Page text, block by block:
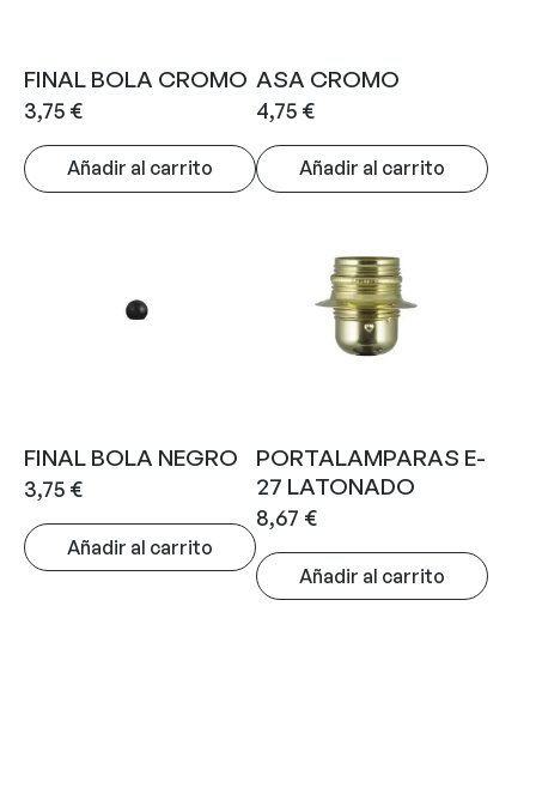
FINAL BOLA CROMO
3,75 €
Añadir al carrito
ASA CROMO
4,75 €
Añadir al carrito
FINAL BOLA NEGRO
3,75 €
Añadir al carrito
PORTALAMPARAS E-
27 LATONADO
8,67 €
Añadir al carrito